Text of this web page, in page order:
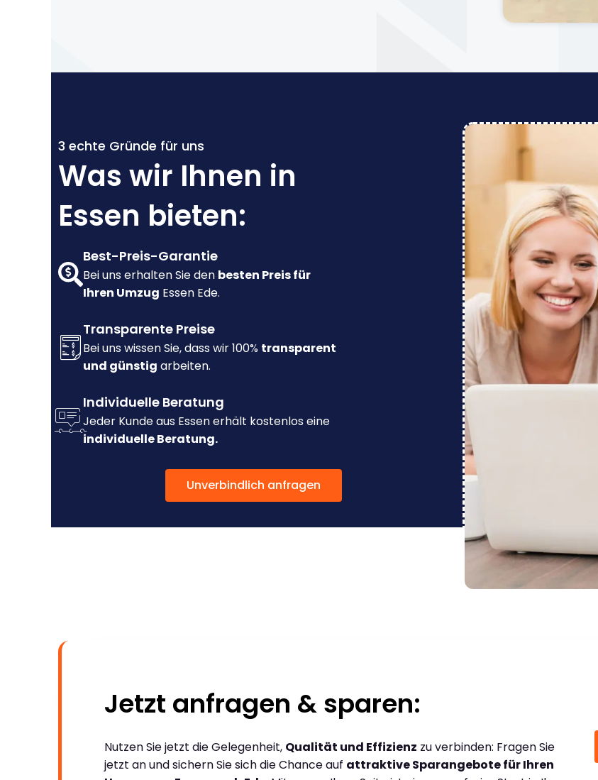
3 echte Gründe für uns
Was wir Ihnen in
Essen bieten:
Best-Preis-Garantie
Bei uns erhalten Sie den besten Preis für
Ihren Umzug Essen Ede.
Transparente Preise
Bei uns wissen Sie, dass wir 100% transparent
und günstig arbeiten.
Individuelle Beratung
Jeder Kunde aus Essen erhält kostenlos eine
individuelle Beratung.
Unverbindlich anfragen
Jetzt anfragen & sparen:
Nutzen Sie jetzt die Gelegenheit, Qualität und Effizienz zu verbinden: Fragen Sie
jetzt an und sichern Sie sich die Chance auf attraktive Sparangebote für Ihren